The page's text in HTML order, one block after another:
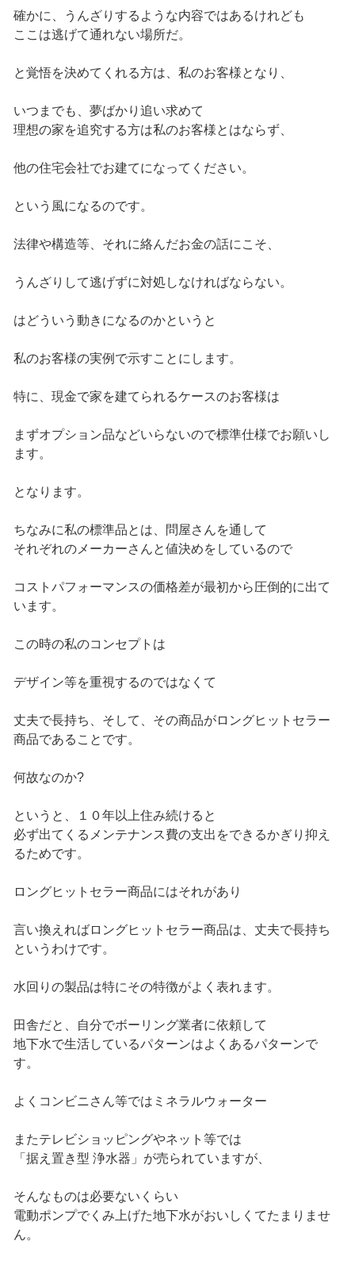
確かに、うんざりするような内容ではあるけれども
ここは逃げて通れない場所だ。
と覚悟を決めてくれる方は、私のお客様となり、
いつまでも、夢ばかり追い求めて
理想の家を追究する方は私のお客様とはならず、
他の住宅会社でお建てになってください。
という風になるのです。
法律や構造等、それに絡んだお金の話にこそ、
うんざりして逃げずに対処しなければならない。
はどういう動きになるのかというと
私のお客様の実例で示すことにします。
特に、現金で家を建てられるケースのお客様は
まずオプション品などいらないので標準仕様でお願いし
ます。
となります。
ちなみに私の標準品とは、問屋さんを通して
それぞれのメーカーさんと値決めをしているので
コストパフォーマンスの価格差が最初から圧倒的に出て
います。
この時の私のコンセプトは
デザイン等を重視するのではなくて
丈夫で長持ち、そして、その商品がロングヒットセラー
商品であることです。
何故なのか?
というと、１０年以上住み続けると
必ず出てくるメンテナンス費の支出をできるかぎり抑え
るためです。
ロングヒットセラー商品にはそれがあり
言い換えればロングヒットセラー商品は、丈夫で長持ち
というわけです。
水回りの製品は特にその特徴がよく表れます。
田舎だと、自分でボーリング業者に依頼して
地下水で生活しているパターンはよくあるパターンで
す。
よくコンビニさん等ではミネラルウォーター
またテレビショッピングやネット等では
「据え置き型 浄水器」が売られていますが、
そんなものは必要ないくらい
電動ポンプでくみ上げた地下水がおいしくてたまりませ
ん。